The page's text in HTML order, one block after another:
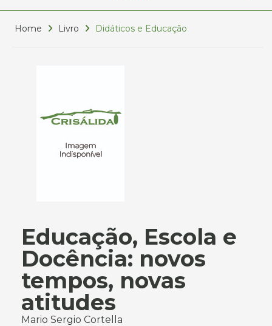
Home Livro Didáticos e Educação
Educação, Escola e
Docência: novos
tempos, novas
atitudes
Mario Sergio Cortella